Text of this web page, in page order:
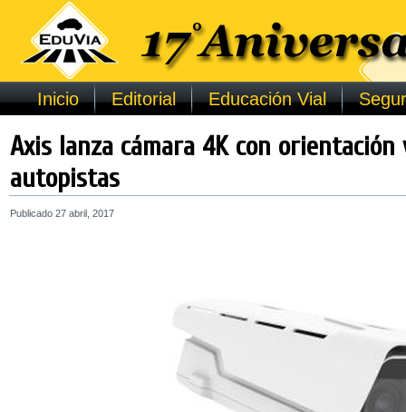
Inicio Editorial Educación Vial
Axis lanza cámara 4K con
autopistas
Publicado 27 abril, 2017